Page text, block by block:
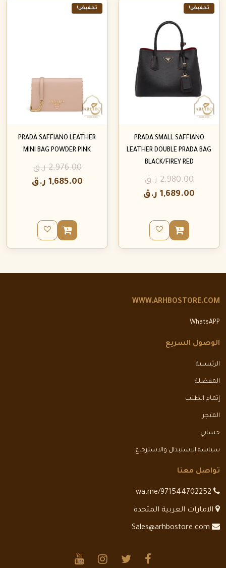
تخفيض!
PRADA SMALL SAFFIANO
LEATHER DOUBLE PRADA BAG
BLACK/FIREY RED
2,980.00 ر.ق
1,689.00 ر.ق
تخفيض!
PRADA SAFFIANO LEATHER
MINI BAG POWDER PINK
2,976.00 ر.ق
1,685.00 ر.ق
WWW.ARHBOSTORE.COM
WhatsAPP
الوصول السريع
الرئيسية
المفضلة
إتمام الطلب
المتجر
حسابي
سياسة الاستبدال والاسترجاع
تواصل معنا
الامارات العربية المتحدة